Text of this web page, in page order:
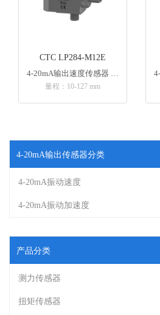
CTC LP284-M12E
4-20mA输出速度传感器 侧端出线 M12连接器
量程：10-127 mm
4-20mA输出传感器分类
4-20mA振动速度
4-20mA振动加速度
产品分类
测力传感器
扭矩传感器